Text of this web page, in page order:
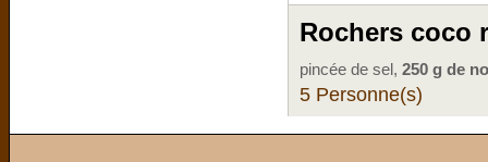
Rochers coco
pincée de sel, 250 g de
5 Personne(s)